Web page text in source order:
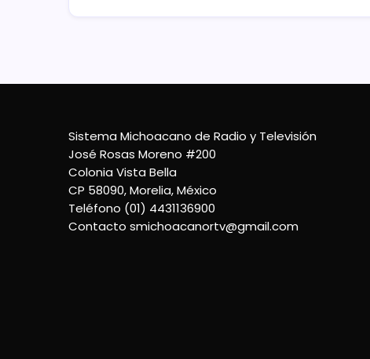
Sistema Michoacano de Radio y Televisión
José Rosas Moreno #200
Colonia Vista Bella
CP 58090, Morelia, México
Teléfono (01) 4431136900
Contacto smichoacanortv@gmail.com